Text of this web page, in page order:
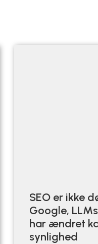
SEO er ikke
Google,
har ændret
synlighed